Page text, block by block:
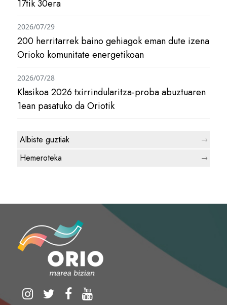
17tik 30era
200 herritarrek baino gehiagok eman dute izena
Orioko komunitate energetikoan
2026/07/29
Klasikoa 2026 txirrindularitza-proba abuztuaren
1ean pasatuko da Oriotik
2026/07/28
Albiste guztiak
Hemeroteka